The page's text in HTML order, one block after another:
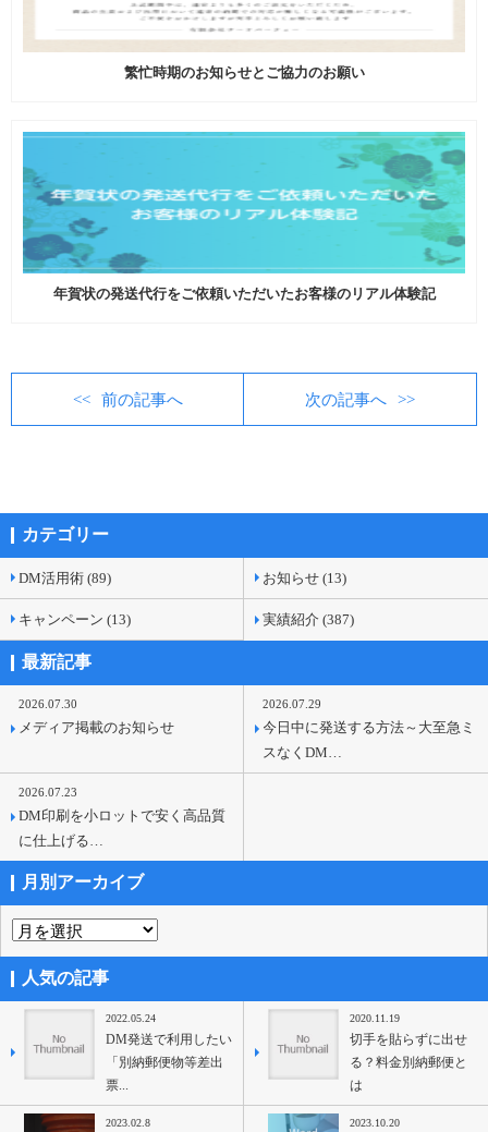
繁忙時期のお知らせとご協力のお願い
年賀状の発送代行をご依頼いただいたお客様のリアル体験記
前の記事へ 次の記事へ
カテゴリー
DM活用術 (89) お知らせ (13)
キャンペーン (13) 実績紹介 (387)
最新記事
2026.07.30
メディア掲載のお知らせ
2026.07.29
今日中に発送する方法～大至急ミ
スなくDM…
2026.07.23
DM印刷を小ロットで安く高品質
に仕上げる…
月別アーカイブ
人気の記事
2022.05.24
DM発送で利用したい
「別納郵便物等差出
票...
2020.11.19
切手を貼らずに出せ
る？料金別納郵便と
は
2023.02.8 2023.10.20